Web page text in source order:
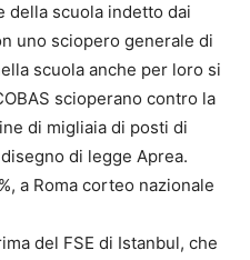
della scuola indetto dai
uno sciopero generale di
scuola anche per loro si
scioperano contro la
di migliaia di posti di
di legge Aprea.
a Roma corteo nazionale
del FSE di Istanbul, che